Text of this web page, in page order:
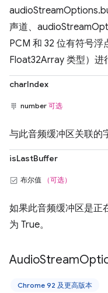
声道、
PCM 和 32 位有符号
Float32Array 类型）进
charIndex
number 可选
与此音频缓冲区关联的
isLastBuffer
布尔值 （可选）
如果此音频缓冲区是正
为 True。
AudioStream
Chrome 92 及更高版本